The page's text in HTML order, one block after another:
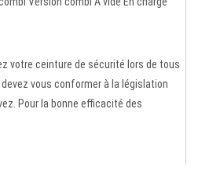
votre ceinture de sécurité lors de tous
vous conformer à la législation
Pour la bonne efficacité des